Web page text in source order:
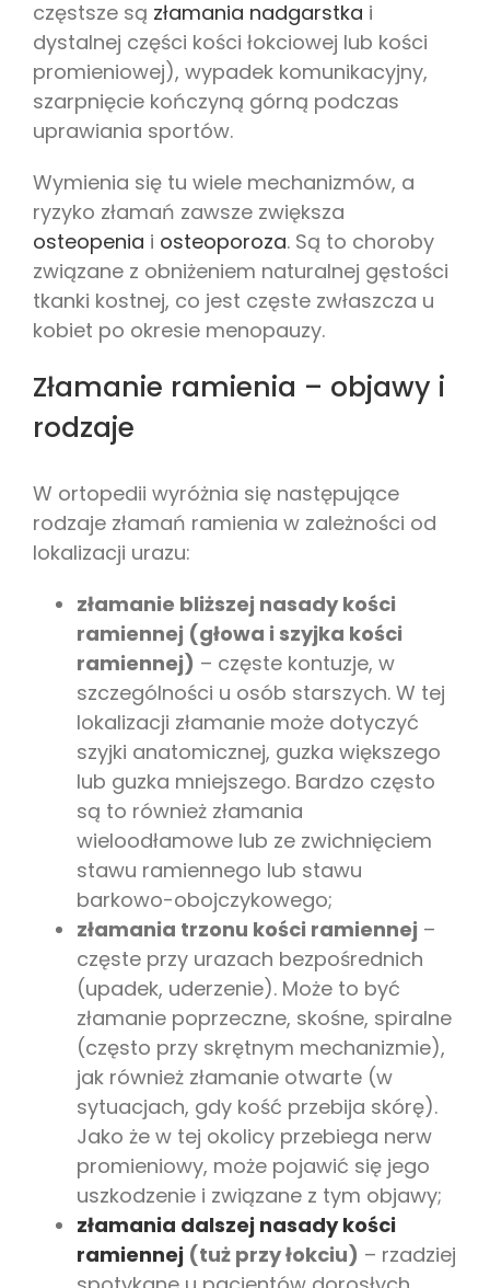
częstsze są złamania nadgarstka i
dystalnej części kości łokciowej lub kości
promieniowej), wypadek komunikacyjny,
szarpnięcie kończyną górną podczas
uprawiania sportów.
Wymienia się tu wiele mechanizmów, a
ryzyko złamań zawsze zwiększa
osteopenia i osteoporoza. Są to choroby
związane z obniżeniem naturalnej gęstości
tkanki kostnej, co jest częste zwłaszcza u
kobiet po okresie menopauzy.
Złamanie ramienia – objawy i
rodzaje
W ortopedii wyróżnia się następujące
rodzaje złamań ramienia w zależności od
lokalizacji urazu:
złamanie bliższej nasady kości
ramiennej (głowa i szyjka kości
ramiennej) – częste kontuzje, w
szczególności u osób starszych. W tej
lokalizacji złamanie może dotyczyć
szyjki anatomicznej, guzka większego
lub guzka mniejszego. Bardzo często
są to również złamania
wieloodłamowe lub ze zwichnięciem
stawu ramiennego lub stawu
barkowo-obojczykowego;
złamania trzonu kości ramiennej –
częste przy urazach bezpośrednich
(upadek, uderzenie). Może to być
złamanie poprzeczne, skośne, spiralne
(często przy skrętnym mechanizmie),
jak również złamanie otwarte (w
sytuacjach, gdy kość przebija skórę).
Jako że w tej okolicy przebiega nerw
promieniowy, może pojawić się jego
uszkodzenie i związane z tym objawy;
złamania dalszej nasady kości
ramiennej (tuż przy łokciu) – rzadziej